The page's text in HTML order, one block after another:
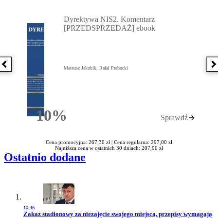
Poprzednia książka
10%Rabatu
Dyrektywa NIS2. Komentarz
[PRZEDSPRZEDAŻ] ebook
Mateusz Jakubik, Rafał Prabucki
Sprawdź
Cena promocyjna: 267,30 zł | Cena regularna: 297,00 zł
Najniższa cena w ostatnich 30 dniach: 207,90 zł
Ostatnio dodane
10:46
Przejdź do artykułu:
Zakaz stadionowy za niezajęcie swojego miejsca, przepisy wymagają